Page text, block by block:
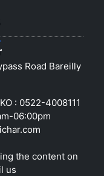
Road Bareilly
: 0522-4008111
06:00pm
the content on
us